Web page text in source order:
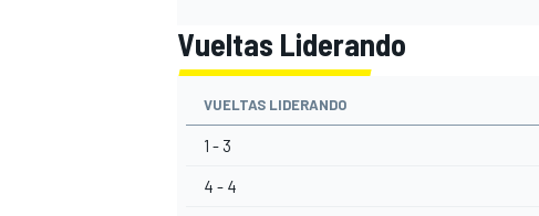
Vueltas Liderando
VUELTAS LIDERANDO
1 - 3
4 - 4